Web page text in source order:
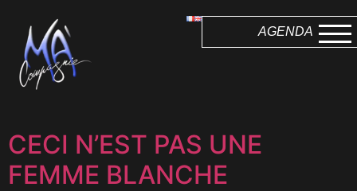
AGENDA
CECI N’EST PAS UNE
FEMME BLANCHE